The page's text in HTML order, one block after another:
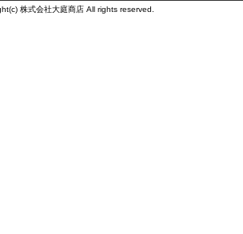
株式会社大庭商店 All rights reserved.